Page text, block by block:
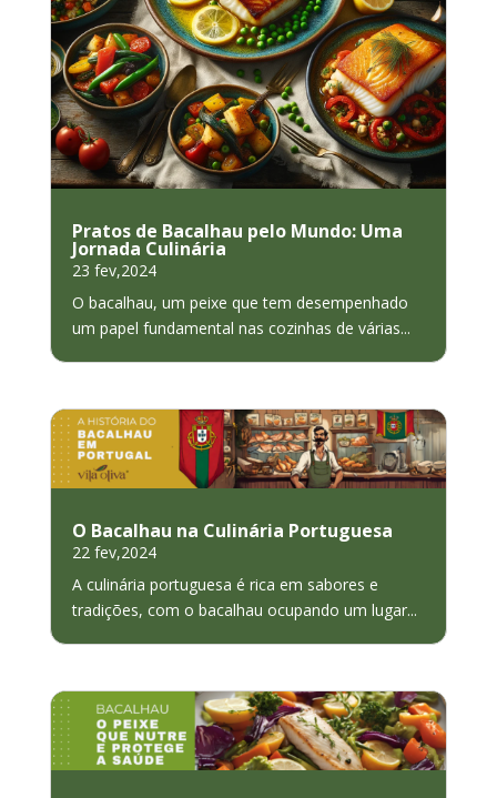
Pratos de Bacalhau pelo Mundo: Uma
Jornada Culinária
23 fev,2024
O bacalhau, um peixe que tem desempenhado
um papel fundamental nas cozinhas de várias...
O Bacalhau na Culinária Portuguesa
22 fev,2024
A culinária portuguesa é rica em sabores e
tradições, com o bacalhau ocupando um lugar...